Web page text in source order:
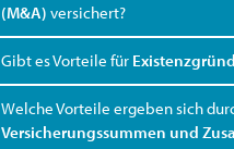
(M&A) versichert?
Gibt es Vorteile für
Welche Vorteile ergeben sich
Versicherungssummen und